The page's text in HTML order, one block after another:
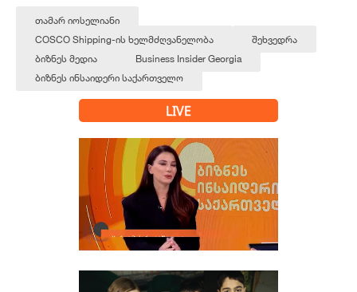
თამარ იოსელიანი
COSCO Shipping-ის ხელმძღვანელობა
შეხვედრა
ბიზნეს მედია
Business Insider Georgia
ბიზნეს ინსაიდერი საქართველო
LIVE